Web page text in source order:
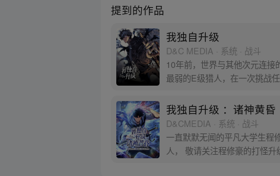
提到的作品
我独自升级
D&C MEDIA · 系统 · 战斗
10年前，世界与其他次元连接
最弱的E级猎人，在一次挑战
我独自升级 ：诸神黄昏
D&CMEDIA · 系统 · 战斗
一直默默无闻的平凡大学生程